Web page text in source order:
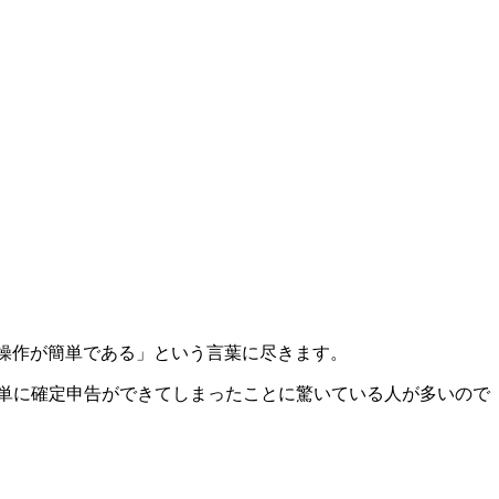
が簡単である」という言葉に尽きます。
確定申告ができてしまったことに驚いている人が多いので